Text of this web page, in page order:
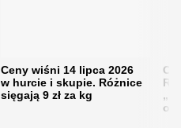
Ceny wiśni 14 lipca 2026
w hurcie i skupie. Różnice
sięgają 9 zł za kg